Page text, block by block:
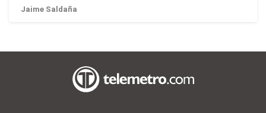
Jaime Saldaña